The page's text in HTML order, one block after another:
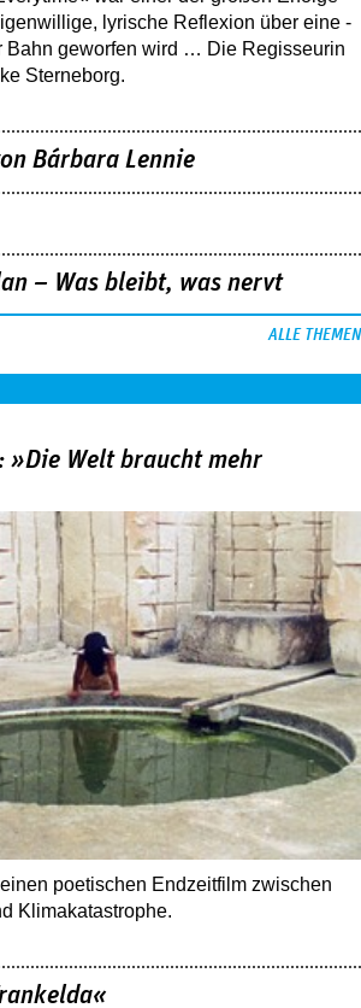
– Was bleibt, was nervt
»Die Welt braucht mehr
poetischen Endzeitfilm zwischen
Klimakatastrophe.
Drops of God«